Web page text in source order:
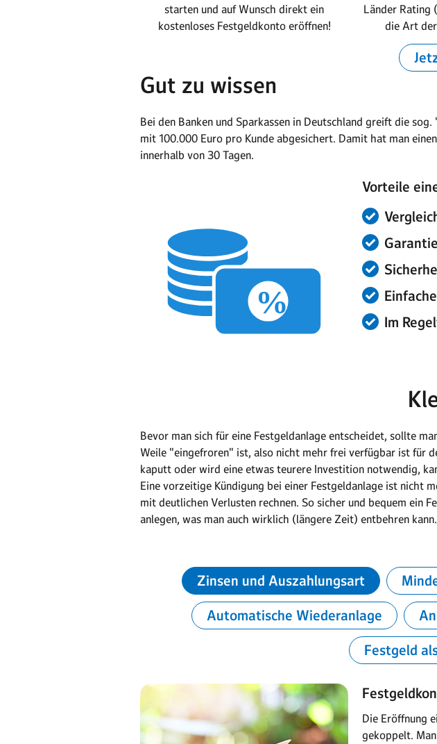
starten und auf Wunsch direkt ein
kostenloses Festgeldkonto eröffnen!
Länder Rating
die Art
Gut zu wissen
Bei den Banken und Sparkassen in Deutschland greift die
mit 100.000 Euro pro Kunde abgesichert. Damit hat man
innerhalb von 30 Tagen.
Vorteile
Im
Bevor man sich für eine Festgeldanlage entscheidet, sollte
Weile "eingefroren" ist, also nicht mehr frei verfügbar ist für
kaputt oder wird eine etwas teurere Investition notwendig,
Eine vorzeitige Kündigung bei einer Festgeldanlage ist nicht
mit deutlichen Verlusten rechnen. So sicher und bequem ein
anlegen, was man auch wirklich (längere Zeit) entbehren kann.
Zinsen und Auszahlungsart
Automatische Wiederanlage
Festgeld
Die Eröffnung
gekoppelt.